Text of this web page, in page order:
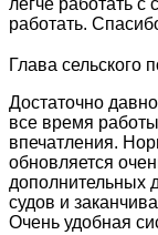
легче работать
работать.
Глава сельского
Достаточно
все время
впечатления.
обновляется
дополнительных
судов и
Очень удобная